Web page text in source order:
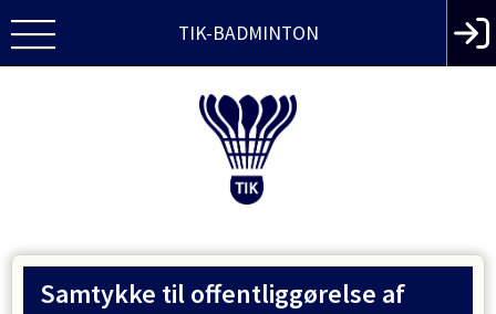
TIK-BADMINTON
Samtykke til offentliggørelse af